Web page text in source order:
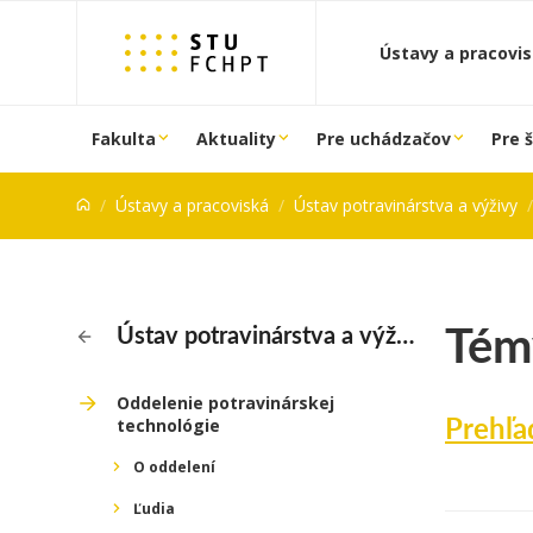
Ústavy a
Fakulta Aktuality Pre uchádzačov Pre
Ústavy a pracoviská Ústav potravinárstva a výživy
Ústav potravinárstva a výživy
Oddelenie potravinárskej
technológie
O oddelení
Ľudia